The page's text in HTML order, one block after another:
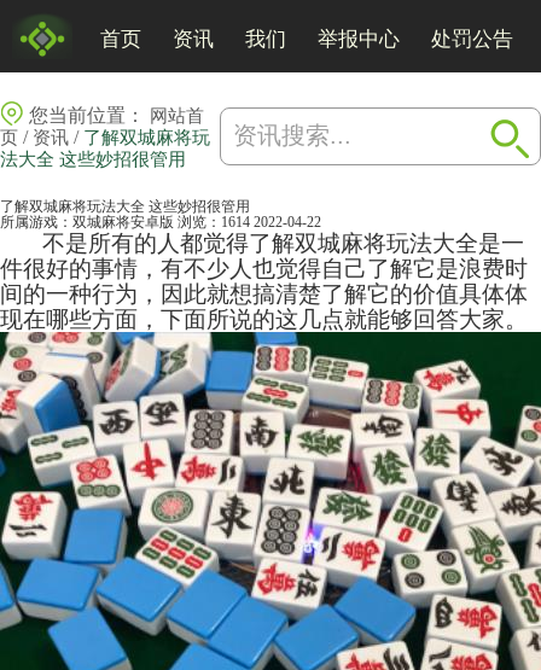
首页 资讯 我们 举报中心 处罚公告
您当前位置：
网站首
页 / 资讯 / 了解双城麻将玩
法大全 这些妙招很管用
了解双城麻将玩法大全 这些妙招很管用
所属游戏： 双城麻将安卓版 浏览：1614 2022-04-22
不是所有的人都觉得了解双城麻将玩法大全是一
件很好的事情，有不少人也觉得自己了解它是浪费时
间的一种行为，因此就想搞清楚了解它的价值具体体
现在哪些方面，下面所说的这几点就能够回答大家。